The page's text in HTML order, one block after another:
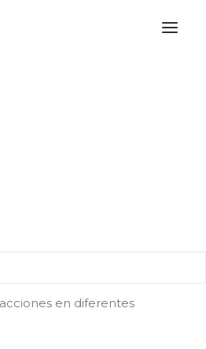
Aguilar
del Estado de Colima
en diferentes